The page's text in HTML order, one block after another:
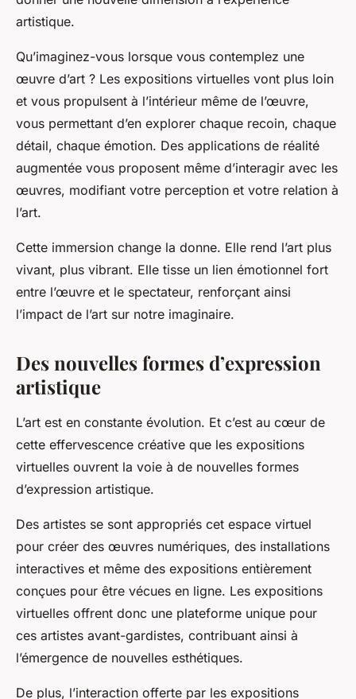
artistique.
Qu’imaginez-vous lorsque vous contemplez une
œuvre d’art ? Les expositions virtuelles vont plus loin
et vous propulsent à l’intérieur même de l’œuvre,
vous permettant d’en explorer chaque recoin, chaque
détail, chaque émotion. Des applications de réalité
augmentée vous proposent même d’interagir avec les
œuvres, modifiant votre perception et votre relation à
l’art.
Cette immersion change la donne. Elle rend l’art plus
vivant, plus vibrant. Elle tisse un lien émotionnel fort
entre l’œuvre et le spectateur, renforçant ainsi
l’impact de l’art sur notre imaginaire.
Des nouvelles formes d’expression
artistique
L’art est en constante évolution. Et c’est au cœur de
cette effervescence créative que les expositions
virtuelles ouvrent la voie à de nouvelles formes
d’expression artistique.
Des artistes se sont appropriés cet espace virtuel
pour créer des œuvres numériques, des installations
interactives et même des expositions entièrement
conçues pour être vécues en ligne. Les expositions
virtuelles offrent donc une plateforme unique pour
ces artistes avant-gardistes, contribuant ainsi à
l’émergence de nouvelles esthétiques.
De plus, l’interaction offerte par les expositions